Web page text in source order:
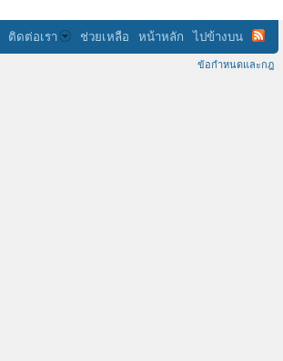
ติดต่อเรา ช่วยเหลือ หน้าหลัก ไปข้างบน
ข้อกำหนดและกฎ